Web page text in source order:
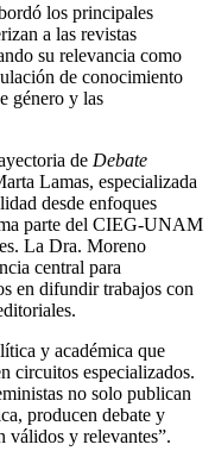
los principales
a las revistas
su relevancia como
de conocimiento
género y las
de Debate
Lamas, especializada
desde enfoques
parte del CIEG-UNAM
La Dra. Moreno
central para
en difundir trabajos con
y académica que
circuitos especializados.
no solo publican
producen debate y
válidos y relevantes”.